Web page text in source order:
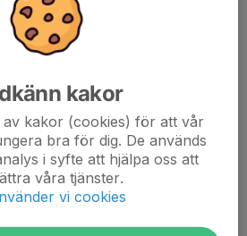
tillgång till omklädningsrum 8
BS/SK hemsida.
2025-26.pdf
kakor
av kakor (cookies) för att vår
bra för dig. De används
i syfte att hjälpa oss att
våra tjänster.
vi cookies